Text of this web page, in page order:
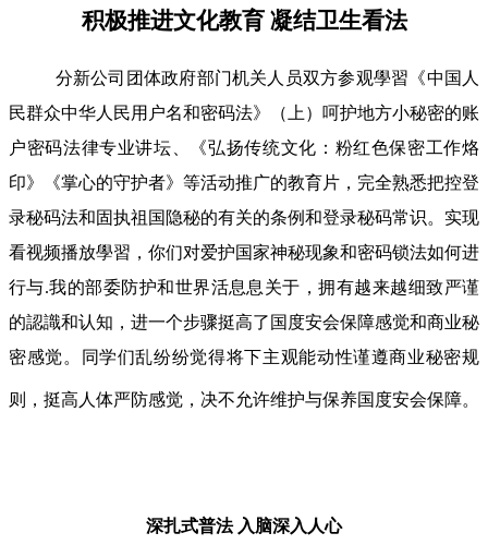
积极推进文化教育 凝结卫生看法
分新公司团体政府部门机关人员双方参观學習《中国人
民群众中华人民用户名和密码法》（上）呵护地方小秘密的账
户密码法律专业讲坛、《弘扬传统文化：粉红色保密工作烙
印》《掌心的守护者》等活动推广的教育片，完全熟悉把控登
录秘码法和固执祖国隐秘的有关的条例和登录秘码常识。实现
看视频播放學習，你们对爱护国家神秘现象和密码锁法如何进
行与.我的部委防护和世界活息息关于，拥有越来越细致严谨
的認識和认知，进一个步骤挺高了国度安会保障感觉和商业秘
密感觉。同学们乱纷纷觉得将下主观能动性谨遵商业秘密规
则，挺高人体严防感觉，决不允许维护与保养国度安会保障。
深扎式普法 入脑深入人心